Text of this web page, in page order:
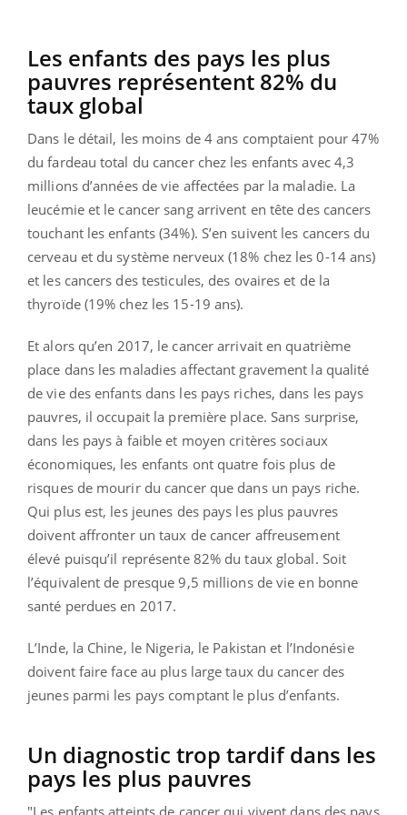
Les enfants des pays les plus
pauvres représentent 82% du
taux global
Dans le détail, les moins de 4 ans comptaient pour 47%
du fardeau total du cancer chez les enfants avec 4,3
millions d’années de vie affectées par la maladie. La
leucémie et le cancer sang arrivent en tête des cancers
touchant les enfants (34%). S’en suivent les cancers du
cerveau et du système nerveux (18% chez les 0-14 ans)
et les cancers des testicules, des ovaires et de la
thyroïde (19% chez les 15-19 ans).
Et alors qu’en 2017, le cancer arrivait en quatrième
place dans les maladies affectant gravement la qualité
de vie des enfants dans les pays riches, dans les pays
pauvres, il occupait la première place. Sans surprise,
dans les pays à faible et moyen critères sociaux
économiques, les enfants ont quatre fois plus de
risques de mourir du cancer que dans un pays riche.
Qui plus est, les jeunes des pays les plus pauvres
doivent affronter un taux de cancer affreusement
élevé puisqu’il représente 82% du taux global. Soit
l’équivalent de presque 9,5 millions de vie en bonne
santé perdues en 2017.
L’Inde, la Chine, le Nigeria, le Pakistan et l’Indonésie
doivent faire face au plus large taux du cancer des
jeunes parmi les pays comptant le plus d’enfants.
Un diagnostic trop tardif dans les
pays les plus pauvres
"Les enfants atteints de cancer qui vivent dans des pays